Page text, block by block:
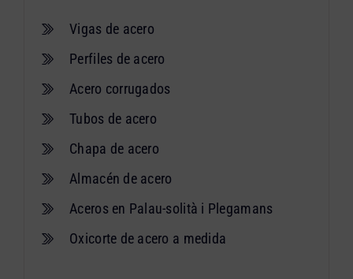
Vigas de acero
Perfiles de acero
Acero corrugados
Tubos de acero
Chapa de acero
Almacén de acero
Aceros en Palau-solità i Plegamans
Oxicorte de acero a medida